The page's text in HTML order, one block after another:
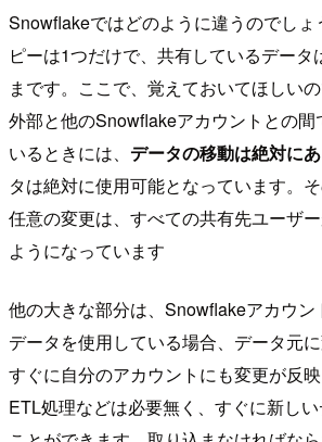
Snowflakeではどのように違うのでしょ
ピーは1つだけで、共有しているデータ
まです。ここで、覚えておいてほしい
外部と他のSnowflakeアカウントとの間
いるときには、 データの移動は絶対に
タは絶対に使用可能となっています。
任意の変更は、すべての共有先ユーザ
ようになっています
他の大きな部分は、Snowflakeアカウン
データを使用している場合、データ元に
すぐに自分のアカウントにも変更が反映
ETL処理などは必要無く、すぐに新し